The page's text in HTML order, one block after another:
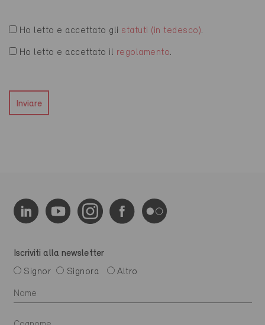
Ho letto e accettato gli statuti (in tedesco).
Ho letto e accettato il regolamento.
Inviare
Iscriviti alla newsletter
Signor
Signora Altro